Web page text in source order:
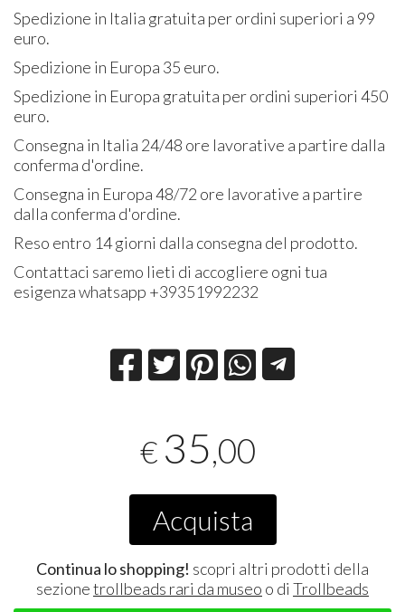
Spedizione in Italia gratuita per ordini superiori a 99
euro.
Spedizione in Europa 35 euro.
Spedizione in Europa gratuita per ordini superiori 450
euro.
Consegna in Italia 24/48 ore lavorative a partire dalla
conferma d'ordine.
Consegna in Europa 48/72 ore lavorative a partire
dalla conferma d'ordine.
Reso entro 14 giorni dalla consegna del prodotto.
Contattaci saremo lieti di accogliere ogni tua
esigenza whatsapp +39351992232
€ 35,00
Acquista
Continua lo shopping! scopri altri prodotti della
sezionetrollbeads rari da museo o di Trollbeads